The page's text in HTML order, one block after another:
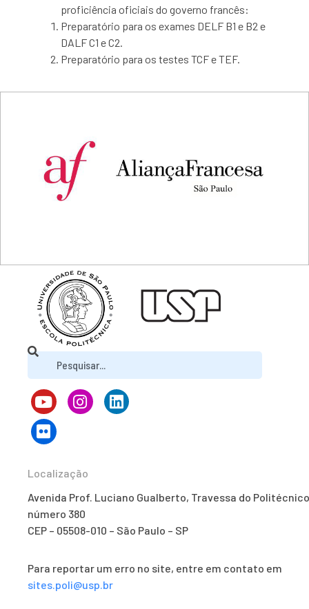
proficiência oficiais do governo francês:
Preparatório para os exames DELF B1 e B2 e
DALF C1 e C2.
Preparatório para os testes TCF e TEF.
Localização
Avenida Prof. Luciano Gualberto, Travessa do
número 380
CEP – 05508-010 – São Paulo – SP
Para reportar um erro no site, entre em contato em
sites.poli@usp.br